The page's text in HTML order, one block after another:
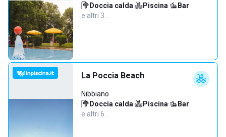
Doccia calda· Piscina· Bar·
e altri 3…
La Poccia Beach
Nibbiano
Doccia calda· Piscina· Bar·
e altri 6…